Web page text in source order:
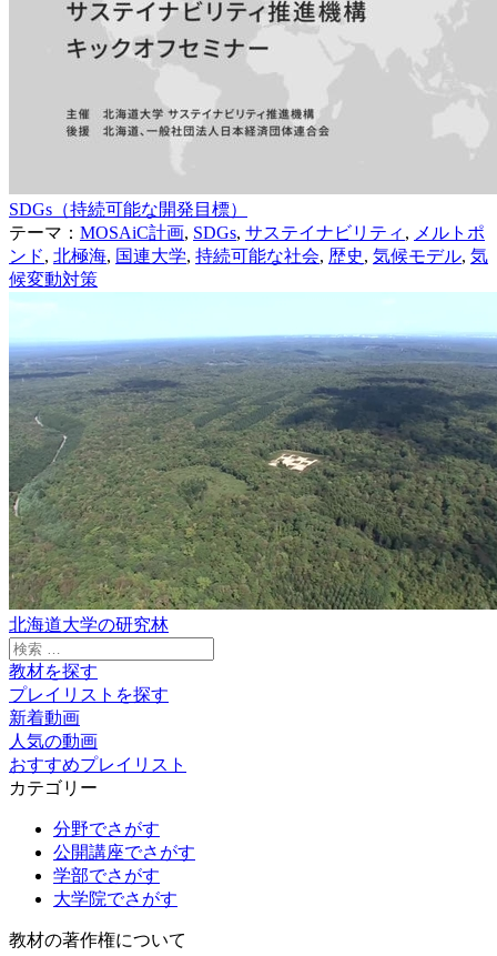
SDGs（持続可能な開発目標）
テーマ： MOSAiC計画, SDGs, サステイナビリティ , メルトポ
ンド, 北極海, 国連大学, 持続可能な社会, 歴史, 気候モデル, 気
候変動対策
北海道大学の研究林
検
索:
教材を探す
プレイリストを探す
新着動画
人気の動画
おすすめプレイリスト
カテゴリー
分野でさがす
公開講座でさがす
学部でさがす
大学院でさがす
教材の著作権について